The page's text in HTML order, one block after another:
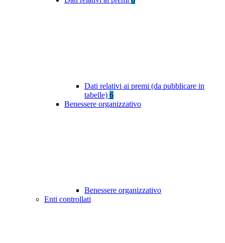
Dati relativi ai premi (da pubblicare in
tabelle) 6
Benessere organizzativo
Benessere organizzativo
Enti controllati